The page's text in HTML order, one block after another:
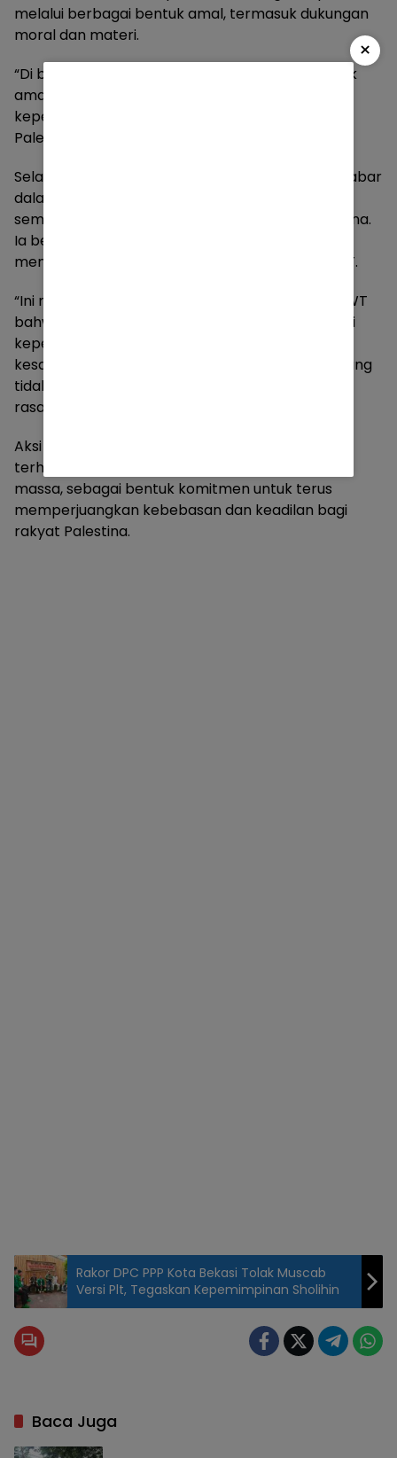
melalui berbagai bentuk amal, termasuk dukungan
moral dan materi.
“Di bulan yang dimuliakan ini, mari kita perbanyak
amal saleh. Salah satunya adalah menunjukkan
kepedulian kita kepada saudara-saudara di
Palestina,” jelasnya.
Selain itu, Heri mengajak masyarakat untuk bersabar
dalam menghadapi berbagai ujian kehidupan,
sembari terus mendoakan kemerdekaan Palestina.
Ia berharap kepedulian yang ditunjukkan dapat
menjadi amal yang bernilai di hadapan Allah SWT.
“Ini menjadi bukti, insya Allah, di hadapan Allah SWT
bahwa kita termasuk orang-orang yang memiliki
kepedulian. Mudah-mudahan kita diberikan
kesabaran dalam menghadapi berbagai ujian, yang
tidak sebanding dengan kenikmatan yang kita
rasakan saat ini,” ungkapnya.
Aksi tersebut diwarnai dengan seruan dukungan
terhadap Palestina yang menggema di tengah
massa, sebagai bentuk komitmen untuk terus
memperjuangkan kebebasan dan keadilan bagi
rakyat Palestina.
Rakor DPC PPP Kota Bekasi Tolak Muscab
Versi Plt, Tegaskan Kepemimpinan Sholihin
Baca Juga
×